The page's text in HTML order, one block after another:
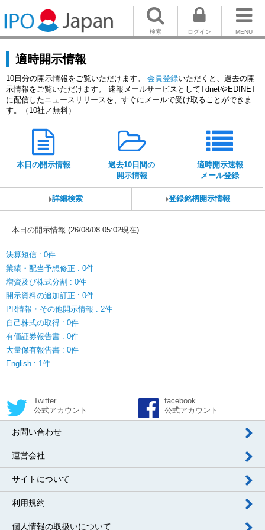
MENU
ログイン
検索
適時開示情報
10日分の開示情報をご覧いただけます。 会員登録いただくと、過去の開
示情報をご覧いただけます。 速報メールサービスとしてTdnetやEDINET
に配信したニュースリリースを、すぐにメールで受け取ることができま
す。（10社／無料）
本日の開示情報
過去10日間の
開示情報
適時開示速報
メール登録
詳細検索 登録銘柄開示情報
本日の開示情報 (26/08/08 05:02現在)
決算短信 : 0件
業績・配当予想修正 : 0件
増資及び株式分割 : 0件
開示資料の追加訂正 : 0件
PR情報・その他開示情報 : 2件
自己株式の取得 : 0件
有価証券報告書 : 0件
大量保有報告書 : 0件
English : 1件
Twitter
公式アカウント
facebook
公式アカウント
お問い合わせ
運営会社
サイトについて
利用規約
個人情報の取扱いについて